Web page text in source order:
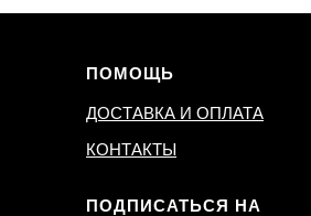
ПОМОЩЬ
ДОСТАВКА И ОПЛАТА
КОНТАКТЫ
ПОДПИСАТЬСЯ НА